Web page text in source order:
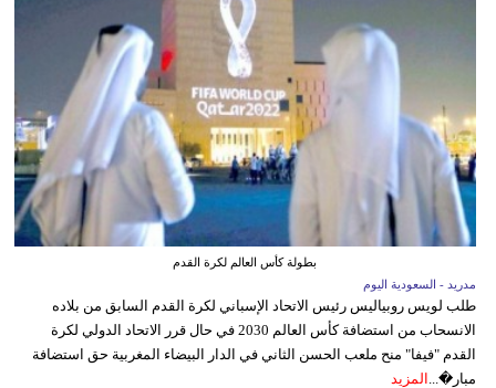
بطولة كأس العالم لكرة القدم
مدريد - السعودية اليوم
طلب لويس روبياليس رئيس الاتحاد الإسباني لكرة القدم السابق من بلاده
الانسحاب من استضافة كأس العالم 2030 في حال قرر الاتحاد الدولي لكرة
القدم "فيفا" منح ملعب الحسن الثاني في الدار البيضاء المغربية حق استضافة
مبار�... المزيد